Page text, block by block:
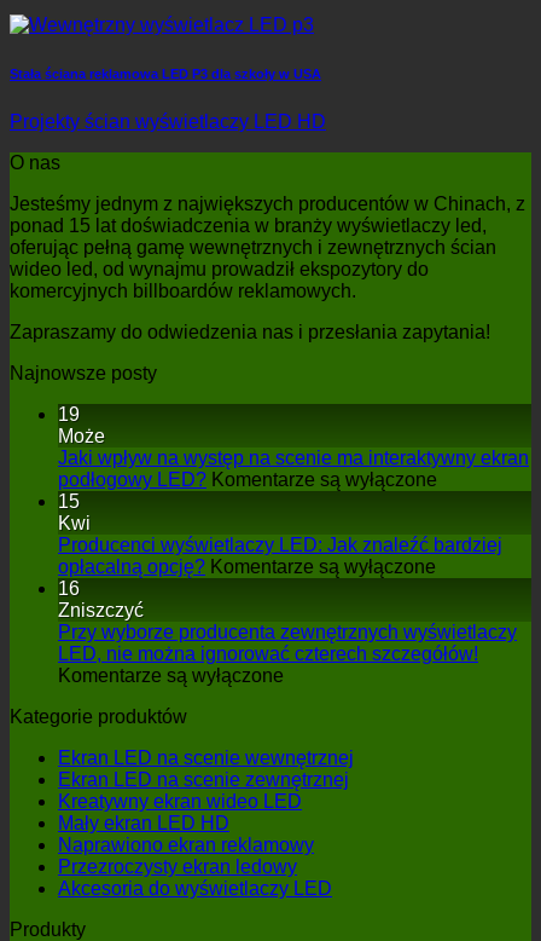
Stała ściana reklamowa LED P3 dla szkoły w USA
Projekty ścian wyświetlaczy LED HD
O nas
Jesteśmy jednym z największych producentów w Chinach, z
ponad 15 lat doświadczenia w branży wyświetlaczy led,
oferując pełną gamę wewnętrznych i zewnętrznych ścian
wideo led, od wynajmu prowadził ekspozytory do
komercyjnych billboardów reklamowych.
Zapraszamy do odwiedzenia nas i przesłania zapytania!
Najnowsze posty
19
Może
Jaki wpływ na występ na scenie ma interaktywny ekran
podłogowy LED? Komentarze są wyłączone
na
ma
15
Kwi
Producenci wyświetlaczy LED: Jak znaleźć bardziej
opłacalną opcję? Komentarze są wyłączone
LED:
Jak
16
Zniszczyć
Przy wyborze producenta zewnętrznych wyświetlaczy
LED, nie można ignorować czterech szczegółów!
Komentarze są wyłączone
zewnętrznych
wyświetlaczy
LED,
można
ignorować
czterech
Kategorie produktów
Ekran LED na scenie wewnętrznej
Ekran LED na scenie zewnętrznej
Kreatywny ekran wideo LED
Mały ekran LED HD
Naprawiono ekran reklamowy
Przezroczysty ekran ledowy
Akcesoria do wyświetlaczy LED
Produkty